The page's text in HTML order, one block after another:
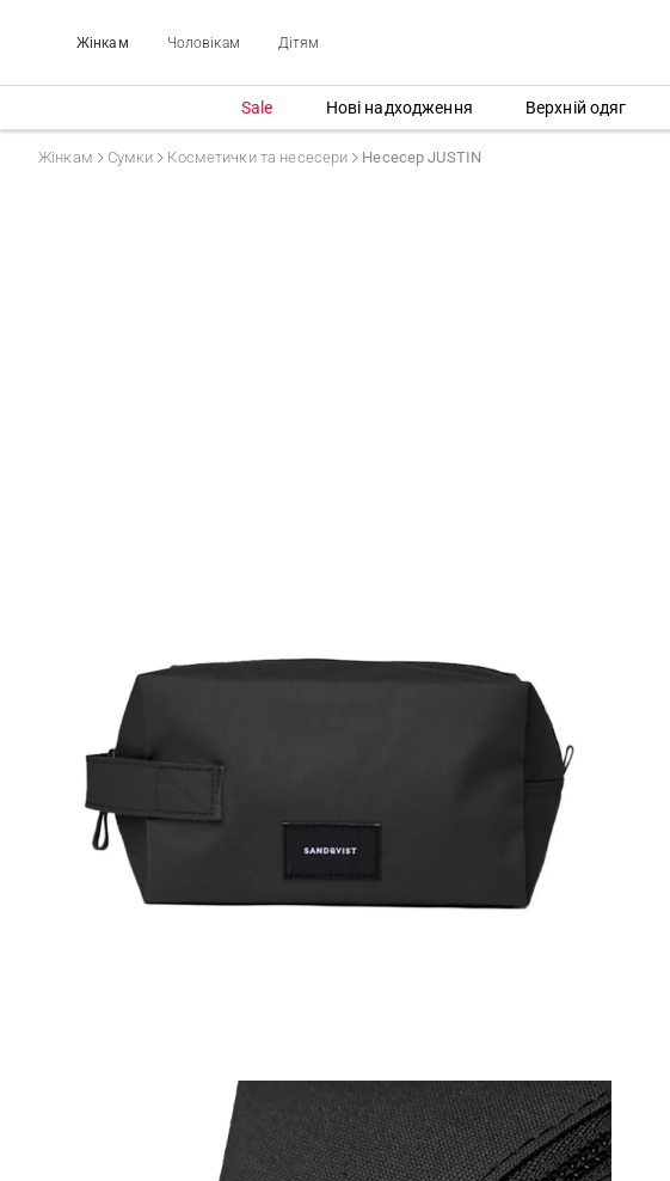
Жінкам Чоловікам Дітям
Sale Нові надходження Верхній одяг
Жінкам Сумки Косметички та несесери Несесер JUSTIN